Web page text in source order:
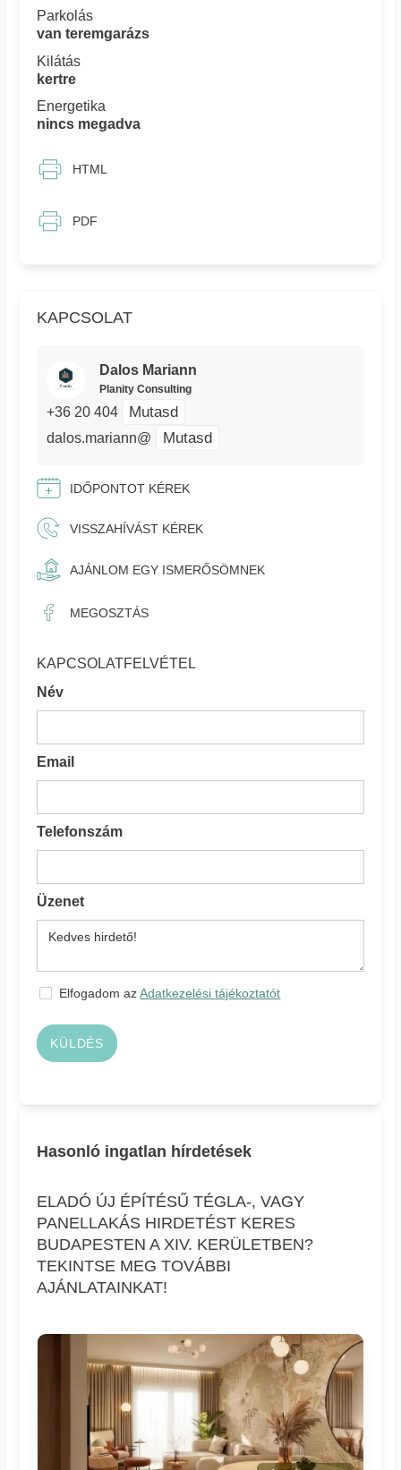
KAPCSOLAT
Dalos Mariann
Planity Consulting
+36 20 404 Mutasd
dalos.mariann@ Mutasd
IDŐPONTOT KÉREK
VISSZAHÍVÁST KÉREK
AJÁNLOM EGY ISMERŐSÖMNEK
MEGOSZTÁS
KAPCSOLATFELVÉTEL
Név
Email
Telefonszám
Üzenet
Elfogadom azAdatkezelési tájékoztatót
KÜLDÉS
Parkolás
van teremgarázs
Kilátás
kertre
Energetika
nincs megadva
HTML
PDF
Hasonló ingatlan hírdetések
ELADÓ ÚJ ÉPÍTÉSŰ TÉGLA-, VAGY
PANELLAKÁS HIRDETÉST KERES
BUDAPESTEN A XIV. KERÜLETBEN?
TEKINTSE MEG TOVÁBBI
AJÁNLATAINKAT!